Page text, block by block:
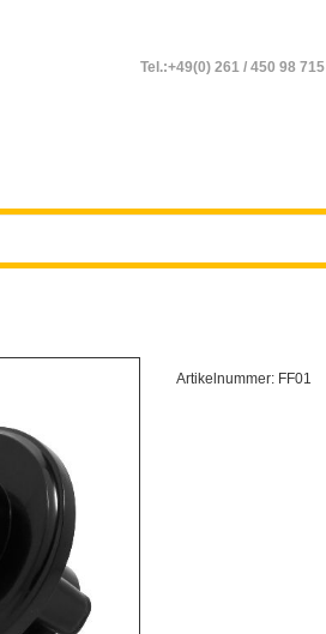
Tel.:+49(0) 261 / 450 98 715
Artikelnummer: FF01